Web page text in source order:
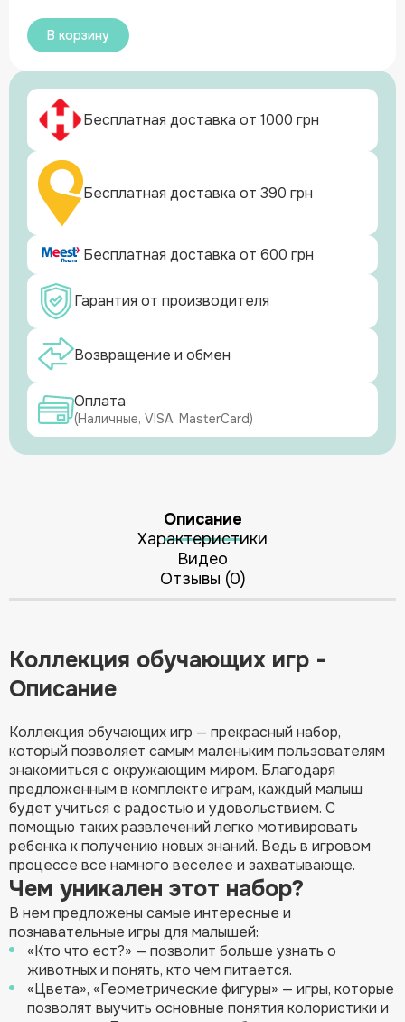
В корзину
Бесплатная доставка от 1000 грн
Бесплатная доставка от 390 грн
Бесплатная доставка от 600 грн
Гарантия от производителя
Возвращение и обмен
Оплата
(Наличные, VISA, MasterCard)
Описание
Характеристики
Видео
Отзывы (0)
Коллекция обучающих игр -
Описание
Коллекция обучающих игр — прекрасный набор,
который позволяет самым маленьким пользователям
знакомиться с окружающим миром. Благодаря
предложенным в комплекте играм, каждый малыш
будет учиться с радостью и удовольствием. С
помощью таких развлечений легко мотивировать
ребенка к получению новых знаний. Ведь в игровом
процессе все намного веселее и захватывающе.
Чем уникален этот набор?
В нем предложены самые интересные и
познавательные игры для малышей:
«Кто что ест?» — позволит больше узнать о
животных и понять, кто чем питается.
«Цвета», «Геометрические фигуры» — игры, которые
позволят выучить основные понятия колористики и